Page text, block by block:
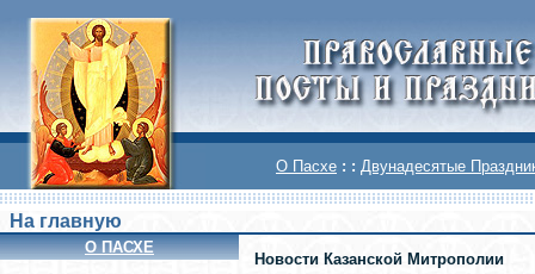
О Пасхе : : Двунадесятые
На главную
О ПАСХЕ
Новости Казанской Митрополии